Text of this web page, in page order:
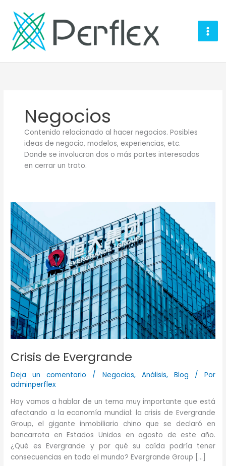
contenido
Negocios
Contenido relacionado al hacer negocios. Posibles
ideas de negocio, modelos, experiencias, etc.
Donde se involucran dos o más partes interesadas
en cerrar un trato.
Crisis de Evergrande
Deja un comentario / Negocios, Análisis, Blog / Por
adminperflex
Hoy vamos a hablar de un tema muy importante que está
afectando a la economía mundial: la crisis de Evergrande
Group, el gigante inmobiliario chino que se declaró en
bancarrota en Estados Unidos en agosto de este año.
¿Qué es Evergrande y por qué su caída podría tener
consecuencias en todo el mundo? Evergrande Group […]